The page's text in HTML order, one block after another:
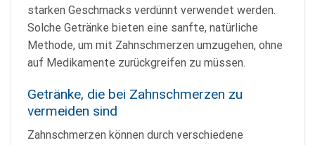
starken Geschmacks verdünnt verwendet werden.
Solche Getränke bieten eine sanfte, natürliche
Methode, um mit Zahnschmerzen umzugehen, ohne
auf Medikamente zurückgreifen zu müssen.
Getränke, die bei Zahnschmerzen zu
vermeiden sind
Zahnschmerzen können durch verschiedene